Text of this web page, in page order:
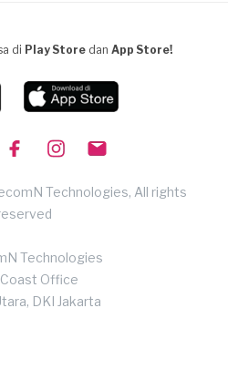
di Play Store dan App Store!
Technologies, All rights
Technologies
Coast Office
DKI Jakarta